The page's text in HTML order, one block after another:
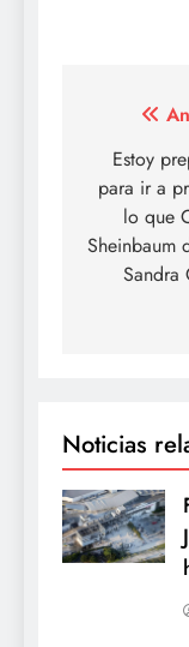
deEstoy
para ir a
lo que
Sheinbaum
Sandra
Noticias